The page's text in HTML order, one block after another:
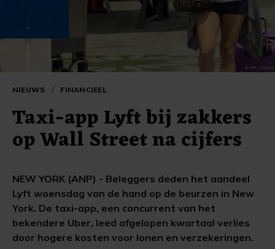
NIEUWS / FINANCIEEL
Taxi-app Lyft bij zakkers
op Wall Street na cijfers
NEW YORK (ANP) - Beleggers deden het aandeel
Lyft woensdag van de hand op de beurzen in New
York. De taxi-app, een concurrent van het
bekendere Uber, leed afgelopen kwartaal verlies
door hogere kosten voor lonen en verzekeringen.